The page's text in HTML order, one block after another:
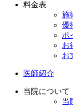
料金表
施
優
ポ
お
お
医師紹介
当院について
当